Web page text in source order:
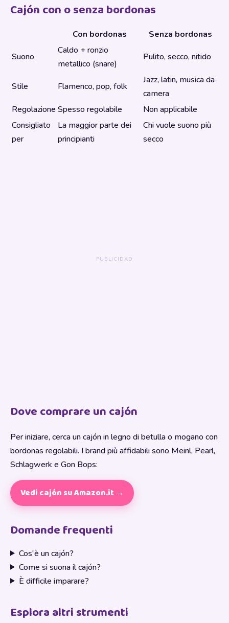
Cajón con o senza bordonas
Con bordonas
Senza bordonas
Suono
Caldo + ronzio
metallico (snare)
Pulito, secco, nitido
Stile Flamenco, pop, folk
Jazz, latin, musica da
camera
Regolazione Spesso regolabile
Non applicabile
Consigliato
per
La maggior parte dei
principianti
Chi vuole suono più
secco
Dove comprare un cajón
Per iniziare, cerca un cajón in legno di betulla o mogano con
bordonas regolabili. I brand più affidabili sono Meinl, Pearl,
Schlagwerk e Gon Bops:
Vedi cajón su Amazon.it →
Domande frequenti
Cos'è un cajón?
Come si suona il cajón?
È difficile imparare?
Esplora altri strumenti